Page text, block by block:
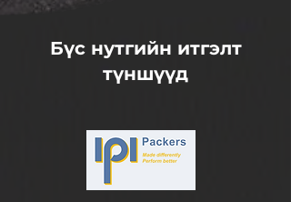
Бүс нутгийн итгэлт
түншүүд